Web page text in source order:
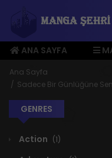
ANA SAYFA
ÜYE MENÜSÜ
Ana Sayfa
Sadece Bir Günlüğüne
GENRES
Action (1)